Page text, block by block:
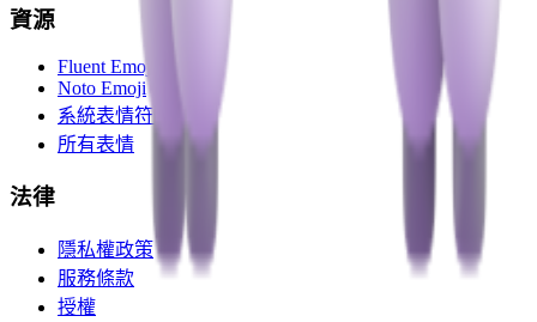
資源
Fluent Emoji
Noto Emoji
系統表情符號
所有表情
法律
隱私權政策
服務條款
授權